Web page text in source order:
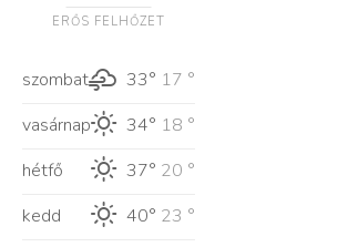
ERŐS FELHŐZET
szombat 33° 17 °
vasárnap
34° 18 °
hétfő
37° 20 °
kedd
40° 23 °